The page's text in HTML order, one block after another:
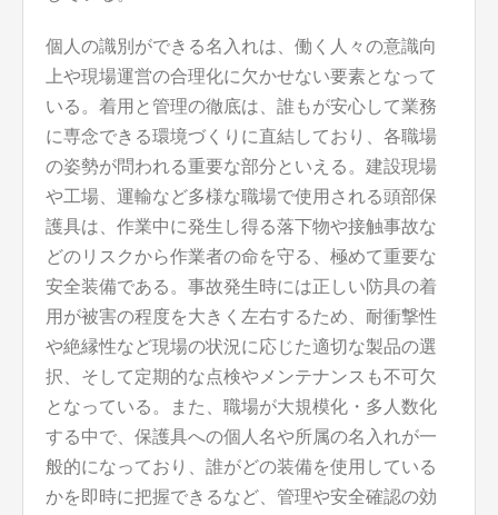
個人の識別ができる名入れは、働く人々の意識向
上や現場運営の合理化に欠かせない要素となって
いる。着用と管理の徹底は、誰もが安心して業務
に専念できる環境づくりに直結しており、各職場
の姿勢が問われる重要な部分といえる。建設現場
や工場、運輸など多様な職場で使用される頭部保
護具は、作業中に発生し得る落下物や接触事故な
どのリスクから作業者の命を守る、極めて重要な
安全装備である。事故発生時には正しい防具の着
用が被害の程度を大きく左右するため、耐衝撃性
や絶縁性など現場の状況に応じた適切な製品の選
択、そして定期的な点検やメンテナンスも不可欠
となっている。また、職場が大規模化・多人数化
する中で、保護具への個人名や所属の名入れが一
般的になっており、誰がどの装備を使用している
かを即時に把握できるなど、管理や安全確認の効